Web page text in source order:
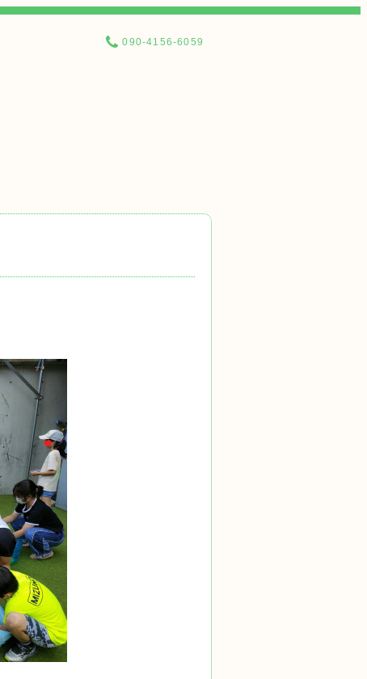
090-4156-6059